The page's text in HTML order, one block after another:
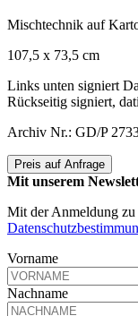
Mischtechnik auf
107,5 x 73,5 cm
Links unten signiert
Rückseitig signiert,
Archiv Nr.: GD/P
Preis auf Anfrage
Mit unserem
Mit der Anmeldung zu
Vorname
Nachname